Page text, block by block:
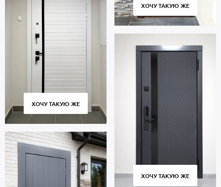
ХОЧУ ТАКУЮ ЖЕ
ХОЧУ ТАКУЮ ЖЕ
ХОЧУ ТАКУЮ ЖЕ